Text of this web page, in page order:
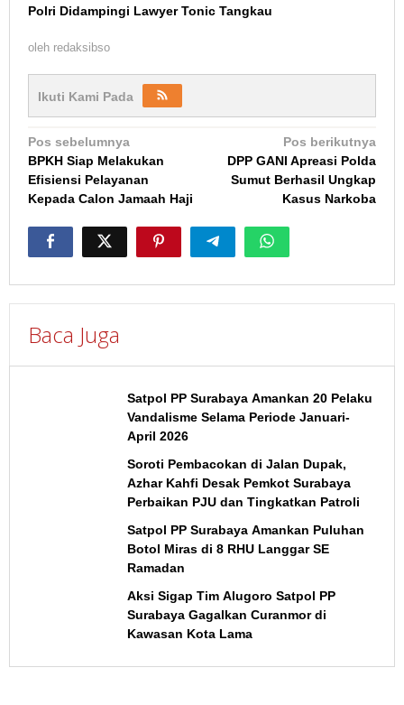
Polri Didampingi Lawyer Tonic Tangkau
oleh redaksibso
Ikuti Kami Pada
Navigasi
pos
Pos sebelumnya
BPKH Siap Melakukan
Efisiensi Pelayanan
Kepada Calon Jamaah Haji
Pos berikutnya
DPP GANI Apreasi Polda
Sumut Berhasil Ungkap
Kasus Narkoba
Baca Juga
Satpol PP Surabaya Amankan 20 Pelaku
Vandalisme Selama Periode Januari-
April 2026
Soroti Pembacokan di Jalan Dupak,
Azhar Kahfi Desak Pemkot Surabaya
Perbaikan PJU dan Tingkatkan Patroli
Satpol PP Surabaya Amankan Puluhan
Botol Miras di 8 RHU Langgar SE
Ramadan
Aksi Sigap Tim Alugoro Satpol PP
Surabaya Gagalkan Curanmor di
Kawasan Kota Lama